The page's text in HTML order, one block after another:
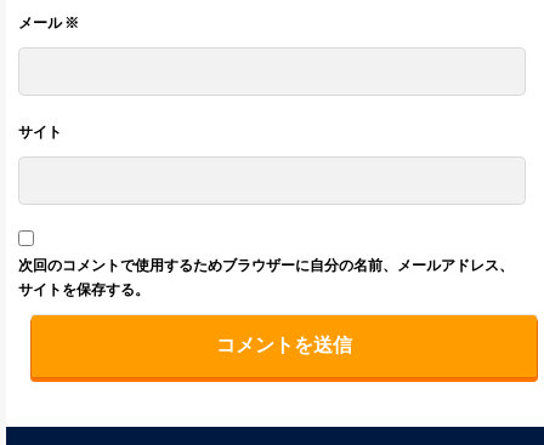
メール※
サイト
次回のコメントで使用するためブラウザーに自分の名前、メールアドレス、
サイトを保存する。